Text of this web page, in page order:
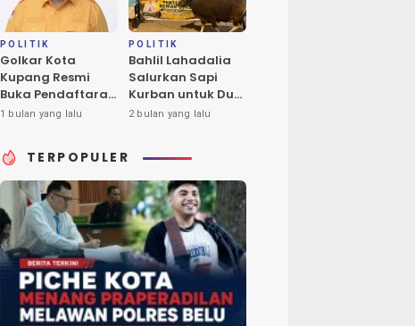
POLITIK
Golkar Kota
Kupang Resmi
Buka Pendaftaran
Calon Ketua DPD
1 bulan yang lalu
POLITIK
Bahlil Lahadalia
Salurkan Sapi
Kurban untuk Dua
Masjid di Kota
2 bulan yang lalu
TERPOPULER